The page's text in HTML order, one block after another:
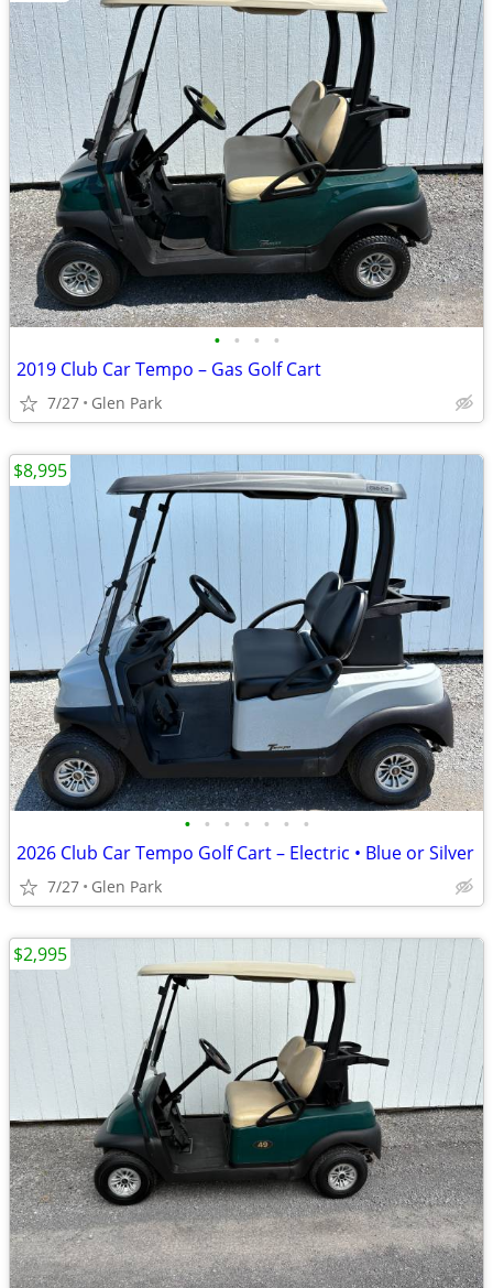
• • • •
2019 Club Car Tempo – Gas Golf Cart
7/27 Glen Park
• • • • • • •
2026 Club Car Tempo Golf Cart – Electric • Blue or Silver
7/27 Glen Park
$8,995
$2,995